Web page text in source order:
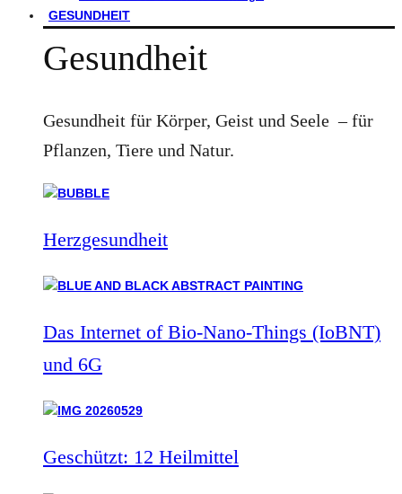
GESUNDHEIT
Gesundheit
Gesundheit für Körper, Geist und Seele – für
Pflanzen, Tiere und Natur.
Herzgesundheit
Das Internet of Bio-Nano-Things (IoBNT)
und 6G
Geschützt: 12 Heilmittel